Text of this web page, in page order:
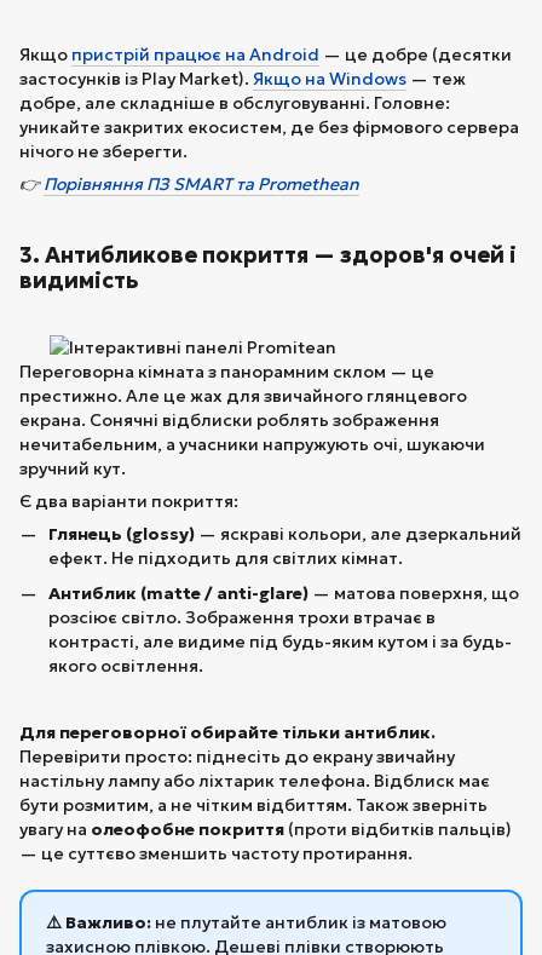
Якщо пристрій працює на Android — це добре (десятки
застосунків із Play Market). Якщо на Windows — теж
добре, але складніше в обслуговуванні. Головне:
уникайте закритих екосистем, де без фірмового сервера
нічого не зберегти.
👉Порівняння ПЗ SMART та Promethean
3. Антибликове покриття — здоров'я очей і
видимість
Переговорна кімната з панорамним склом — це
престижно. Але це жах для звичайного глянцевого
екрана. Сонячні відблиски роблять зображення
нечитабельним, а учасники напружують очі, шукаючи
зручний кут.
Є два варіанти покриття:
Глянець (glossy) — яскраві кольори, але дзеркальний
ефект. Не підходить для світлих кімнат.
Антиблик (matte / anti-glare) — матова поверхня, що
розсіює світло. Зображення трохи втрачає в
контрасті, але видиме під будь-яким кутом і за будь-
якого освітлення.
Для переговорної обирайте тільки антиблик.
Перевірити просто: піднесіть до екрану звичайну
настільну лампу або ліхтарик телефона. Відблиск має
бути розмитим, а не чітким відбиттям. Також зверніть
увагу на олеофобне покриття (проти відбитків пальців)
— це суттєво зменшить частоту протирання.
⚠️ Важливо: не плутайте антиблик із матовою
захисною плівкою. Дешеві плівки створюють